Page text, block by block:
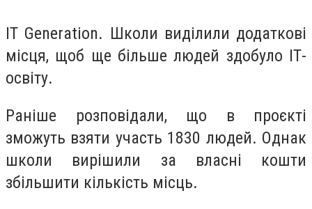
IT Generation. Школи виділили додаткові
місця, щоб ще більше людей здобуло ІТ-
освіту.
Раніше розповідали, що в проєкті
зможуть взяти участь 1830 людей. Однак
школи вирішили за власні кошти
збільшити кількість місць.